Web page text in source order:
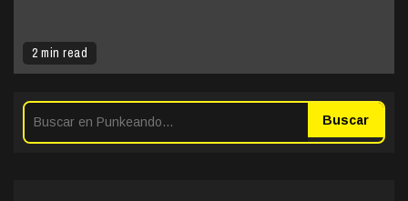
2 min read
Buscar